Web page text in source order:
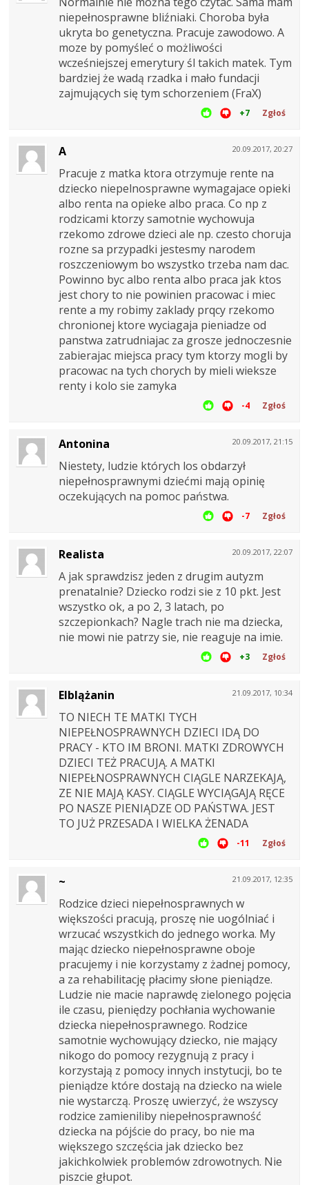
niepełnosprawne bliźniaki. Choroba była
ukryta bo genetyczna. Pracuje zawodowo. A
moze by pomyśleć o możliwości
wcześniejszej emerytury śl takich matek. Tym
bardziej że wadą rzadka i mało fundacji
zajmujących się tym schorzeniem (FraX)
+7 Zgłoś
20.09.2017, 20:27
A
Pracuje z matka ktora otrzymuje rente na
dziecko niepelnosprawne wymagajace opieki
albo renta na opieke albo praca. Co np z
rodzicami ktorzy samotnie wychowuja
rzekomo zdrowe dzieci ale np. czesto choruja
rozne sa przypadki jestesmy narodem
roszczeniowym bo wszystko trzeba nam dac.
Powinno byc albo renta albo praca jak ktos
jest chory to nie powinien pracowac i miec
rente a my robimy zaklady prqcy rzekomo
chronionej ktore wyciagaja pieniadze od
panstwa zatrudniajac za grosze jednoczesnie
zabierajac miejsca pracy tym ktorzy mogli by
pracowac na tych chorych by mieli wieksze
renty i kolo sie zamyka
-4 Zgłoś
20.09.2017, 21:15
Antonina
Niestety, ludzie których los obdarzył
niepełnosprawnymi dziećmi mają opinię
oczekujących na pomoc państwa.
-7 Zgłoś
20.09.2017, 22:07
Realista
A jak sprawdzisz jeden z drugim autyzm
prenatalnie? Dziecko rodzi sie z 10 pkt. Jest
wszystko ok, a po 2, 3 latach, po
szczepionkach? Nagle trach nie ma dziecka,
nie mowi nie patrzy sie, nie reaguje na imie.
+3 Zgłoś
21.09.2017, 10:34
Elblążanin
TO NIECH TE MATKI TYCH
NIEPEŁNOSPRAWNYCH DZIECI IDĄ DO
PRACY - KTO IM BRONI. MATKI ZDROWYCH
DZIECI TEŻ PRACUJĄ. A MATKI
NIEPEŁNOSPRAWNYCH CIĄGLE NARZEKAJĄ,
ZE NIE MAJĄ KASY. CIĄGLE WYCIĄGAJĄ RĘCE
PO NASZE PIENIĄDZE OD PAŃSTWA. JEST
TO JUŻ PRZESADA I WIELKA ŻENADA
-11 Zgłoś
21.09.2017, 12:35
~
Rodzice dzieci niepełnosprawnych w
większości pracują, proszę nie uogólniać i
wrzucać wszystkich do jednego worka. My
mając dziecko niepełnosprawne oboje
pracujemy i nie korzystamy z żadnej pomocy,
a za rehabilitację płacimy słone pieniądze.
Ludzie nie macie naprawdę zielonego pojęcia
ile czasu, pieniędzy pochłania wychowanie
dziecka niepełnosprawnego. Rodzice
samotnie wychowujący dziecko, nie mający
nikogo do pomocy rezygnują z pracy i
korzystają z pomocy innych instytucji, bo te
pieniądze które dostają na dziecko na wiele
nie wystarczą. Proszę uwierzyć, że wszyscy
rodzice zamieniliby niepełnosprawność
dziecka na pójście do pracy, bo nie ma
większego szczęścia jak dziecko bez
jakichkolwiek problemów zdrowotnych. Nie
piszcie głupot.